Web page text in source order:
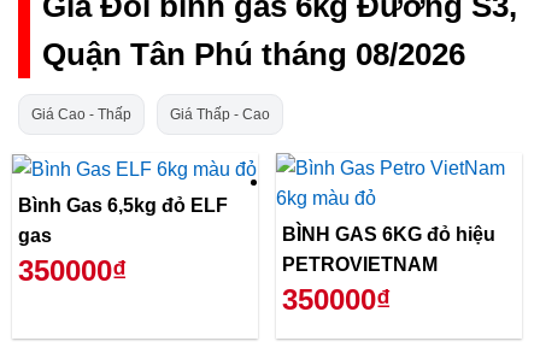
Quận Tân Phú tháng 08/2026
Giá Cao - Thấp Giá Thấp - Cao
Bình Gas 6,5kg đỏ ELF
gas
350000₫
BÌNH GAS 6KG đỏ hiệu
PETROVIETNAM
350000₫